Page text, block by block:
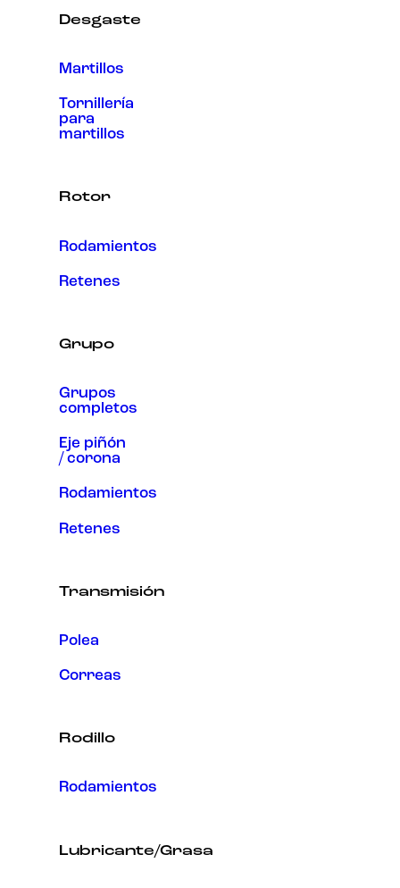
Desgaste
Martillos
Tornillería
para
martillos
Rotor
Rodamientos
Retenes
Grupo
Grupos
completos
Eje piñón
/ corona
Rodamientos
Retenes
Transmisión
Polea
Correas
Rodillo
Rodamientos
Lubricante/Grasa